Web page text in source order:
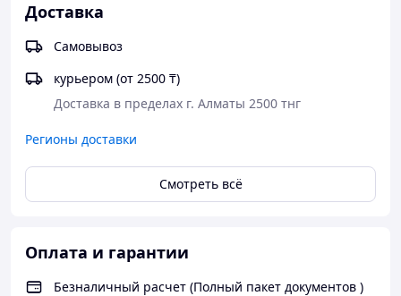
Доставка
Самовывоз
курьером (от 2500 ₸)
Доставка в пределах г. Алматы 2500 тнг
Регионы доставки
Смотреть всё
Оплата и гарантии
Безналичный расчет (Полный пакет документов )